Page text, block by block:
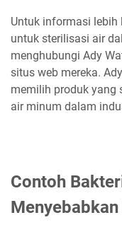
Untuk informasi lebih
untuk sterilisasi air
menghubungi Ady
situs web mereka.
memilih produk yang
air minum dalam
Contoh